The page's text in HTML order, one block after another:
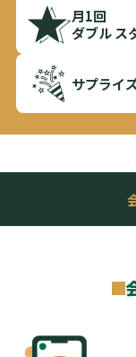
月1回
ダブル ス
サプライ